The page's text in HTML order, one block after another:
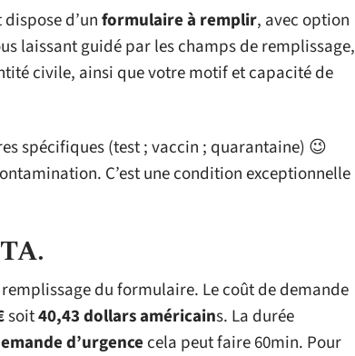
d’unformulaire à remplir, avec option
laissant guidé par les champs de remplissage,
civile, ainsi que votre motif et capacité de
spécifiques (test ; vaccin ; quarantaine) 😉
C’est une condition exceptionnelle
du formulaire. Le coût de demande
soit40,43 dollars américains. La durée
d’urgence cela peut faire 60min. Pour